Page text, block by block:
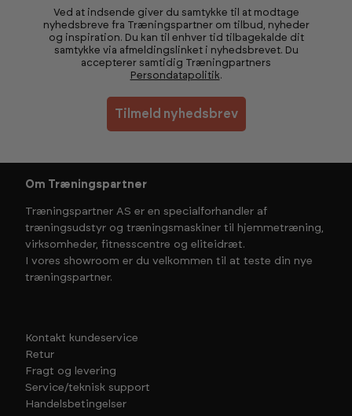
Ved at indsende giver du samtykke til at modtage
nyhedsbreve fra Træningspartner om tilbud, nyheder
og inspiration. Du kan til enhver tid tilbagekalde dit
samtykke via afmeldingslinket i nyhedsbrevet. Du
accepterer samtidig Træningpartners
Persondatapolitik.
Tilmeld nyhedsbrev
Om Træningspartner
Træningspartner AS er en specialforhandler af
træningsudstyr og træningsmaskiner til hjemmetræning,
virksomheder, fitnesscentre og eliteidræt.
I vores showroom er du velkommen til at teste din nye
træningspartner.
Kontakt kundeservice
Retur
Fragt og levering
Service/teknisk support
Handelsbetingelser